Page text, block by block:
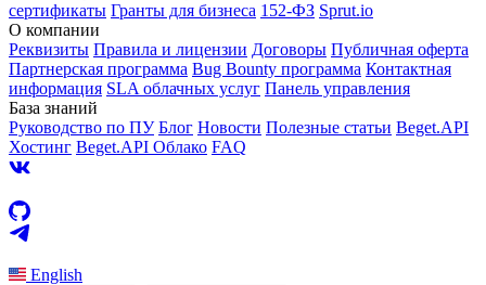
сертификаты Гранты для бизнеса 152-ФЗ Sprut.io
О компании
Реквизиты Правила и лицензии Договоры Публичная оферта
Партнерская программа Bug Bounty программа Контактная
информация SLA облачных услуг Панель управления
База знаний
Руководство по ПУ Блог Новости Полезные статьи Beget.API
Хостинг Beget.API Облако FAQ
English